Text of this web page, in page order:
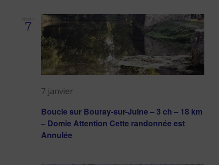
mer
7
Boucle sur Bouray-sur-Juine – 3 ch – 18 km
– Domie Attention Cette randonnée est
Annulée
7 janvier